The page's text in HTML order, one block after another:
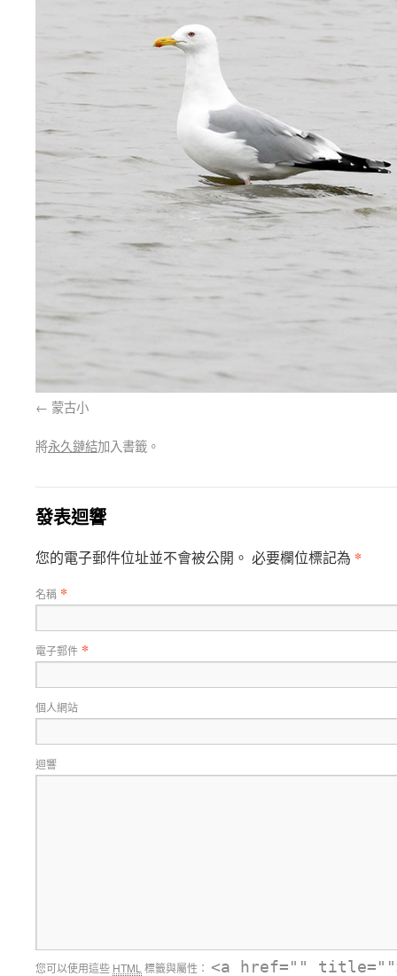
蒙古小
將永久鏈結加入書籤。
發表迴響
您的電子郵件位址並不會被公開。 必要欄位標記為 *
名稱 *
電子郵件 *
個人網站
迴響
您可以使用這些 HTML 標籤與屬性： <a href=""